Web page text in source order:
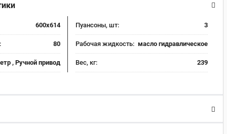
600х614 Пуансоны, шт: 3
80 Рабочая жидкость: масло гидравлическое
, Ручной привод Вес, кг: 239